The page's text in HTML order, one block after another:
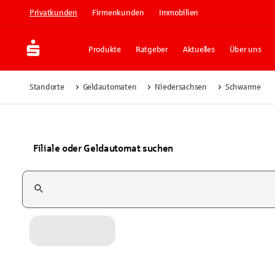
Privatkunden Firmenkunden Immobilien
Produkte Ratgeber Aktuelles Über uns
Standorte Geldautomaten Niedersachsen Schwarme
Filiale oder Geldautomat suchen
Suchfeld